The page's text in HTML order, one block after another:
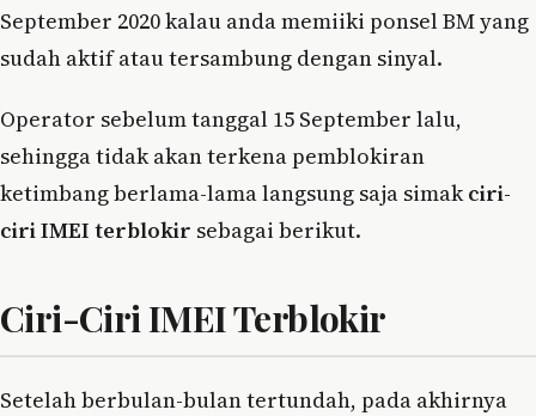
September 2020 kalau anda memiiki ponsel BM yang
sudah aktif atau tersambung dengan sinyal.
Operator sebelum tanggal 15 September lalu,
sehingga tidak akan terkena pemblokiran
ketimbang berlama-lama langsung saja simakciri-
ciri IMEI terblokir sebagai berikut.
Ciri-Ciri IMEI Terblokir
Setelah berbulan-bulan tertundah, pada akhirnya